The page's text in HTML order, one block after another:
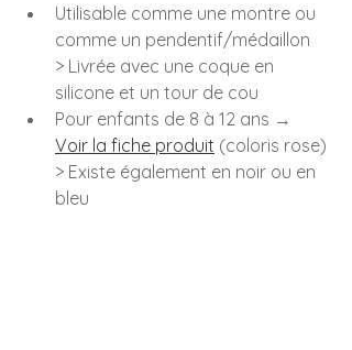
Utilisable comme une montre ou
comme un pendentif/médaillon
> Livrée avec une coque en
silicone et un tour de cou
Pour enfants de 8 à 12 ans →
Voir la fiche produit (coloris rose)
> Existe également en noir ou en
bleu